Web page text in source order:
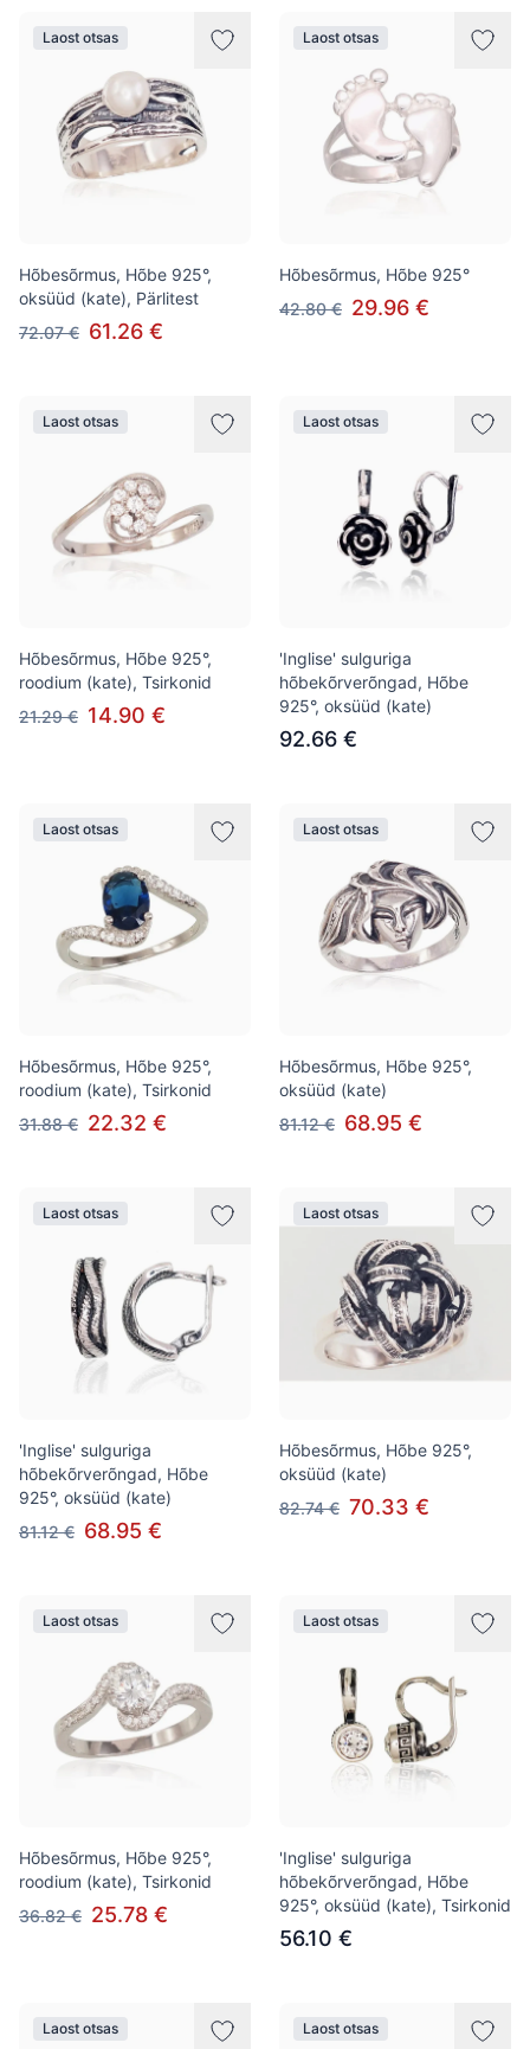
Laost otsas
Hõbesõrmus, Hõbe 925°,
oksüüd (kate), Pärlitest
72.07 € 61.26 €
Laost otsas
Hõbesõrmus, Hõbe 925°
42.80 € 29.96 €
Laost otsas
Hõbesõrmus, Hõbe 925°,
roodium (kate), Tsirkonid
21.29 € 14.90 €
Laost otsas
'Inglise' sulguriga
hõbekõrverõngad, Hõbe
925°, oksüüd (kate)
92.66 €
Laost otsas
Hõbesõrmus, Hõbe 925°,
roodium (kate), Tsirkonid
31.88 € 22.32 €
Laost otsas
Hõbesõrmus, Hõbe 925°,
oksüüd (kate)
81.12 € 68.95 €
Laost otsas
'Inglise' sulguriga
hõbekõrverõngad, Hõbe
925°, oksüüd (kate)
81.12 € 68.95 €
Laost otsas
Hõbesõrmus, Hõbe 925°,
oksüüd (kate)
82.74 € 70.33 €
Laost otsas
Hõbesõrmus, Hõbe 925°,
roodium (kate), Tsirkonid
36.82 € 25.78 €
Laost otsas
'Inglise' sulguriga
hõbekõrverõngad, Hõbe
925°, oksüüd (kate), Tsirkonid
56.10 €
Laost otsas Laost otsas